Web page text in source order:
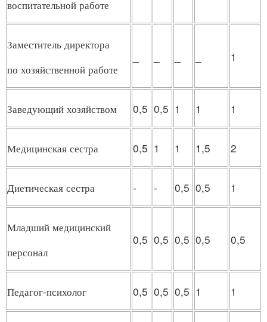
воспитательной работе
Заместитель директора
по хозяйственной работе
1
Заведующий хозяйством 0,5 0,5 1 1 1
Медицинская сестра 0,5 1 1 1,5 2
Диетическая сестра - - 0,5 0,5 1
Младший медицинский
персонал
0,5 0,5 0,5 0,5 0,5
Педагог-психолог 0,5 0,5 0,5 1 1